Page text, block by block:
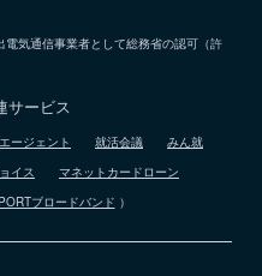
気通信事業者として総務省の認可（許